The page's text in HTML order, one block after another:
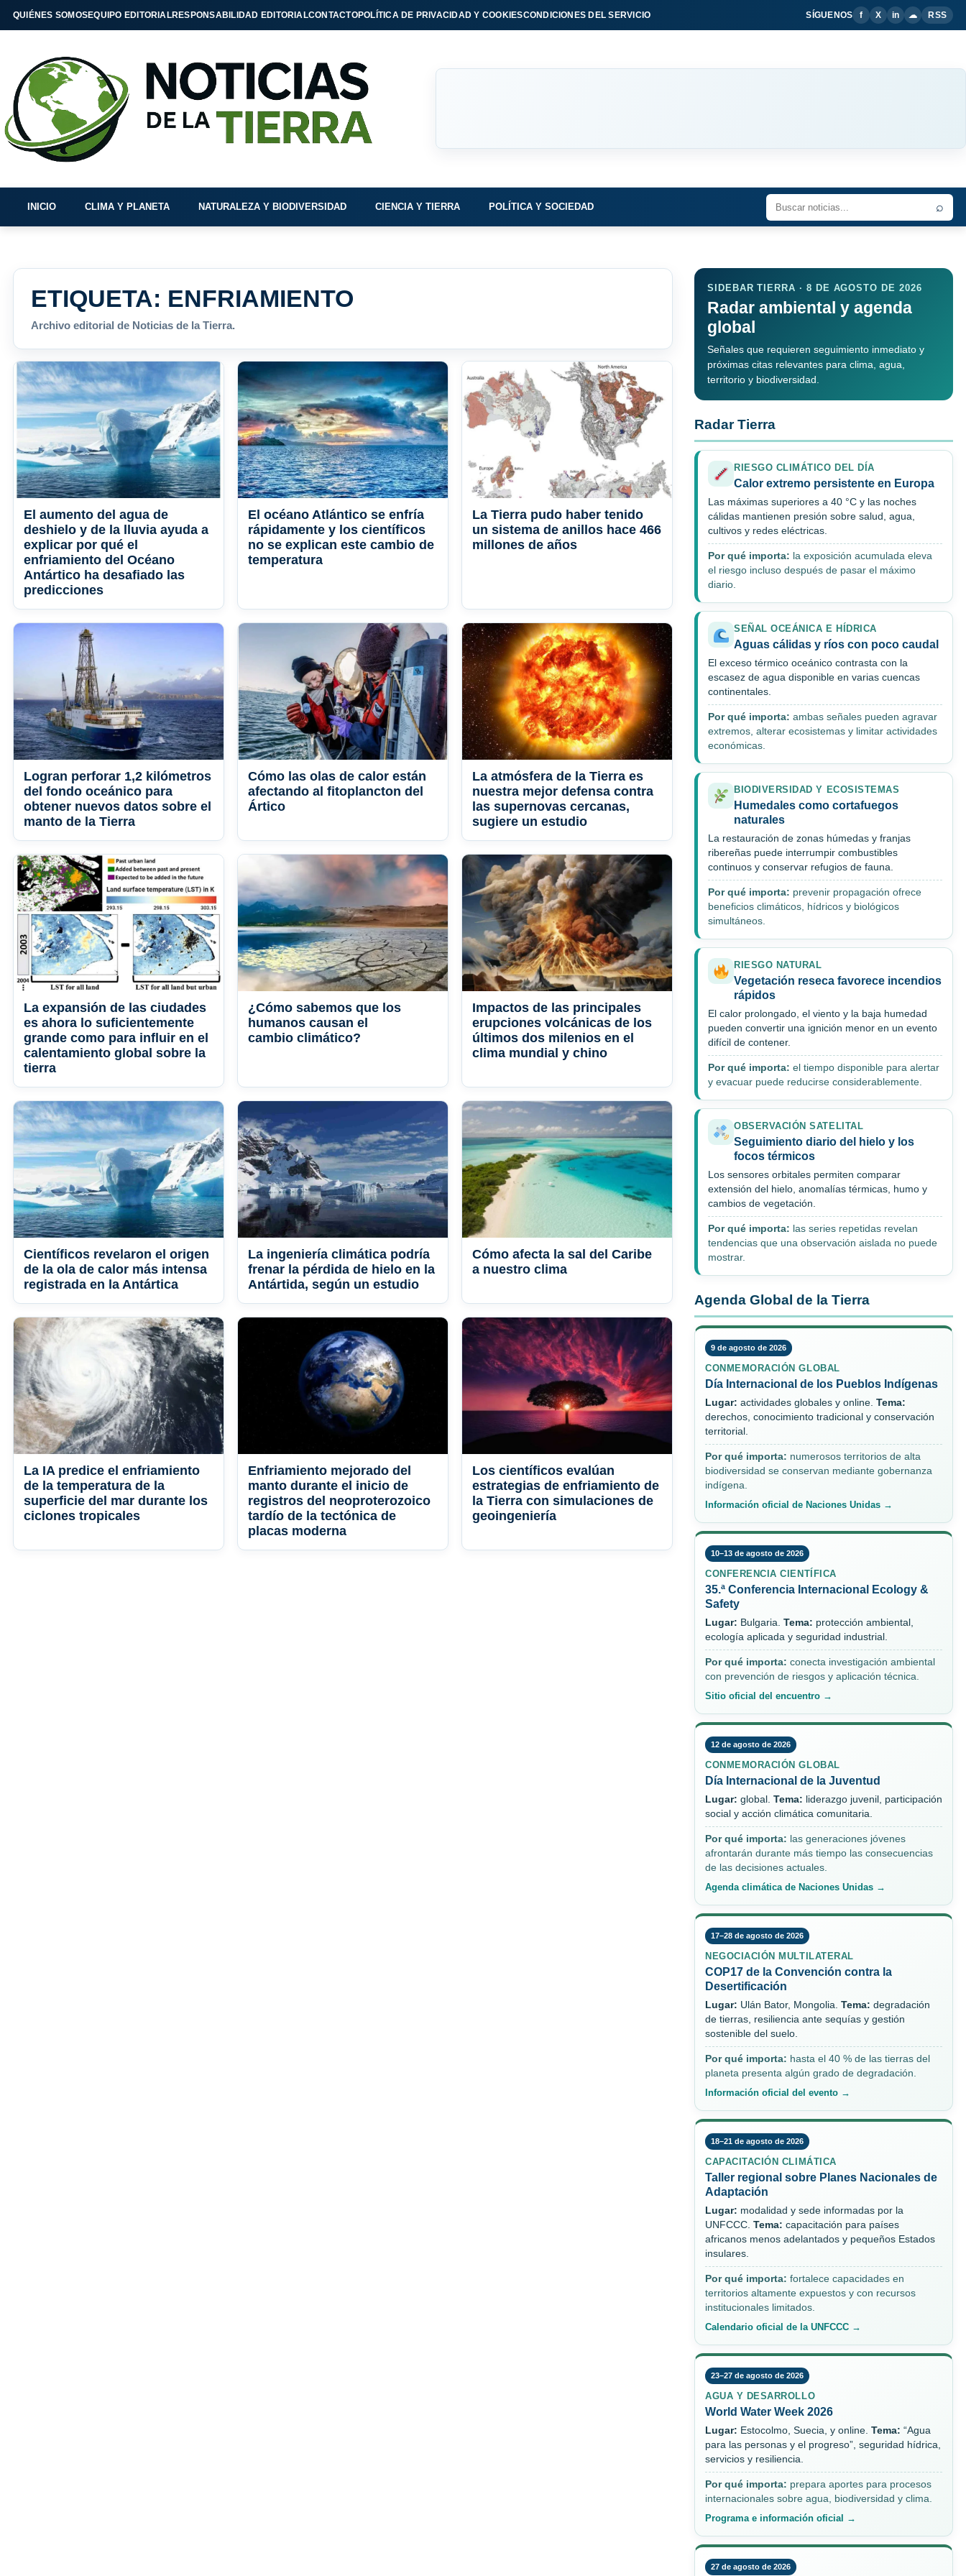
QUIÉNES SOMOSEQUIPO EDITORIALRESPONSABILIDAD EDITORIALCONTACTOPOLÍTICA DE PRIVACIDAD Y COOKIESCONDICIONES DEL SERVICIO SÍGUENOS f X in ☁ RSS
INICIO CLIMA Y PLANETA NATURALEZA Y BIODIVERSIDAD CIENCIA Y TIERRA POLÍTICA Y SOCIEDAD ⌕
ETIQUETA: ENFRIAMIENTO
Archivo editorial de Noticias de la Tierra.
El aumento del agua de
deshielo y de la lluvia ayuda a
explicar por qué el
enfriamiento del Océano
Antártico ha desafiado las
predicciones
El océano Atlántico se enfría
rápidamente y los científicos
no se explican este cambio de
temperatura
La Tierra pudo haber tenido
un sistema de anillos hace 466
millones de años
Logran perforar 1,2 kilómetros
del fondo oceánico para
obtener nuevos datos sobre el
manto de la Tierra
Cómo las olas de calor están
afectando al fitoplancton del
Ártico
La atmósfera de la Tierra es
nuestra mejor defensa contra
las supernovas cercanas,
sugiere un estudio
La expansión de las ciudades
es ahora lo suficientemente
grande como para influir en el
calentamiento global sobre la
tierra
¿Cómo sabemos que los
humanos causan el
cambio climático?
Impactos de las principales
erupciones volcánicas de los
últimos dos milenios en el
clima mundial y chino
Científicos revelaron el origen
de la ola de calor más intensa
registrada en la Antártica
La ingeniería climática podría
frenar la pérdida de hielo en la
Antártida, según un estudio
Cómo afecta la sal del Caribe
a nuestro clima
La IA predice el enfriamiento
de la temperatura de la
superficie del mar durante los
ciclones tropicales
Enfriamiento mejorado del
manto durante el inicio de
registros del neoproterozoico
tardío de la tectónica de
placas moderna
Los científicos evalúan
estrategias de enfriamiento de
la Tierra con simulaciones de
geoingeniería
SIDEBAR TIERRA · 8 DE AGOSTO DE 2026
Radar ambiental y agenda
global
Señales que requieren seguimiento inmediato y
próximas citas relevantes para clima, agua,
territorio y biodiversidad.
Radar Tierra
RIESGO CLIMÁTICO DEL DÍA
Calor extremo persistente en Europa
Las máximas superiores a 40 °C y las noches
cálidas mantienen presión sobre salud, agua,
cultivos y redes eléctricas.
Por qué importa: la exposición acumulada eleva
el riesgo incluso después de pasar el máximo
diario.
SEÑAL OCEÁNICA E HÍDRICA
Aguas cálidas y ríos con poco caudal
El exceso térmico oceánico contrasta con la
escasez de agua disponible en varias cuencas
continentales.
Por qué importa: ambas señales pueden agravar
extremos, alterar ecosistemas y limitar actividades
económicas.
BIODIVERSIDAD Y ECOSISTEMAS
Humedales como cortafuegos
naturales
La restauración de zonas húmedas y franjas
ribereñas puede interrumpir combustibles
continuos y conservar refugios de fauna.
Por qué importa: prevenir propagación ofrece
beneficios climáticos, hídricos y biológicos
simultáneos.
RIESGO NATURAL
Vegetación reseca favorece incendios
rápidos
El calor prolongado, el viento y la baja humedad
pueden convertir una ignición menor en un evento
difícil de contener.
Por qué importa: el tiempo disponible para alertar
y evacuar puede reducirse considerablemente.
OBSERVACIÓN SATELITAL
Seguimiento diario del hielo y los
focos térmicos
Los sensores orbitales permiten comparar
extensión del hielo, anomalías térmicas, humo y
cambios de vegetación.
Por qué importa: las series repetidas revelan
tendencias que una observación aislada no puede
mostrar.
Agenda Global de la Tierra
9 de agosto de 2026
CONMEMORACIÓN GLOBAL
Día Internacional de los Pueblos Indígenas
Lugar: actividades globales y online. Tema:
derechos, conocimiento tradicional y conservación
territorial.
Por qué importa: numerosos territorios de alta
biodiversidad se conservan mediante gobernanza
indígena.
Información oficial de Naciones Unidas →
10–13 de agosto de 2026
CONFERENCIA CIENTÍFICA
35.ª Conferencia Internacional Ecology &
Safety
Lugar: Bulgaria. Tema: protección ambiental,
ecología aplicada y seguridad industrial.
Por qué importa: conecta investigación ambiental
con prevención de riesgos y aplicación técnica.
Sitio oficial del encuentro →
12 de agosto de 2026
CONMEMORACIÓN GLOBAL
Día Internacional de la Juventud
Lugar: global. Tema: liderazgo juvenil, participación
social y acción climática comunitaria.
Por qué importa: las generaciones jóvenes
afrontarán durante más tiempo las consecuencias
de las decisiones actuales.
Agenda climática de Naciones Unidas →
17–28 de agosto de 2026
NEGOCIACIÓN MULTILATERAL
COP17 de la Convención contra la
Desertificación
Lugar: Ulán Bator, Mongolia. Tema: degradación
de tierras, resiliencia ante sequías y gestión
sostenible del suelo.
Por qué importa: hasta el 40 % de las tierras del
planeta presenta algún grado de degradación.
Información oficial del evento →
18–21 de agosto de 2026
CAPACITACIÓN CLIMÁTICA
Taller regional sobre Planes Nacionales de
Adaptación
Lugar: modalidad y sede informadas por la
UNFCCC. Tema: capacitación para países
africanos menos adelantados y pequeños Estados
insulares.
Por qué importa: fortalece capacidades en
territorios altamente expuestos y con recursos
institucionales limitados.
Calendario oficial de la UNFCCC →
23–27 de agosto de 2026
AGUA Y DESARROLLO
World Water Week 2026
Lugar: Estocolmo, Suecia, y online. Tema: “Agua
para las personas y el progreso”, seguridad hídrica,
servicios y resiliencia.
Por qué importa: prepara aportes para procesos
internacionales sobre agua, biodiversidad y clima.
Programa e información oficial →
27 de agosto de 2026